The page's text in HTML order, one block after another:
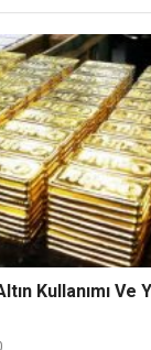
Kullanımı Ve